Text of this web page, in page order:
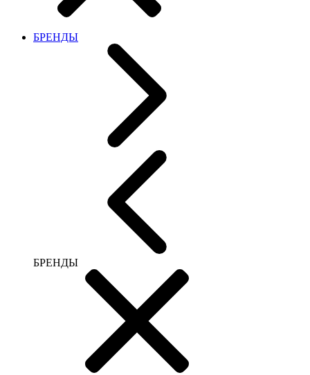
БРЕНДЫ
БРЕНДЫ